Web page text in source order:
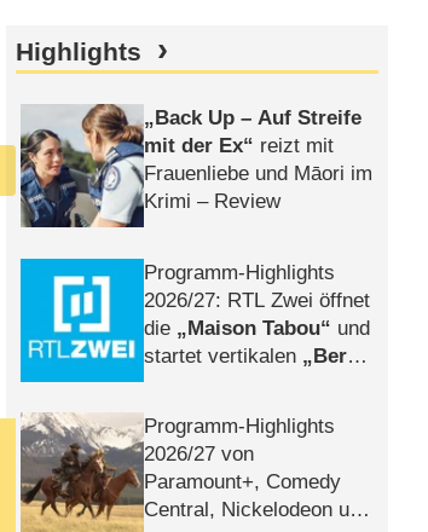
Highlights
Back Up – Auf Streife
mit der Ex
reizt mit
Frauenliebe und Māori im
Krimi – Review
Programm-Highlights
2026/​27: RTL Zwei öffnet
die
Maison Tabou
und
startet vertikalen
Berlin
Programm-Highlights
2026/​27 von
Paramount+, Comedy
Central, Nickelodeon und